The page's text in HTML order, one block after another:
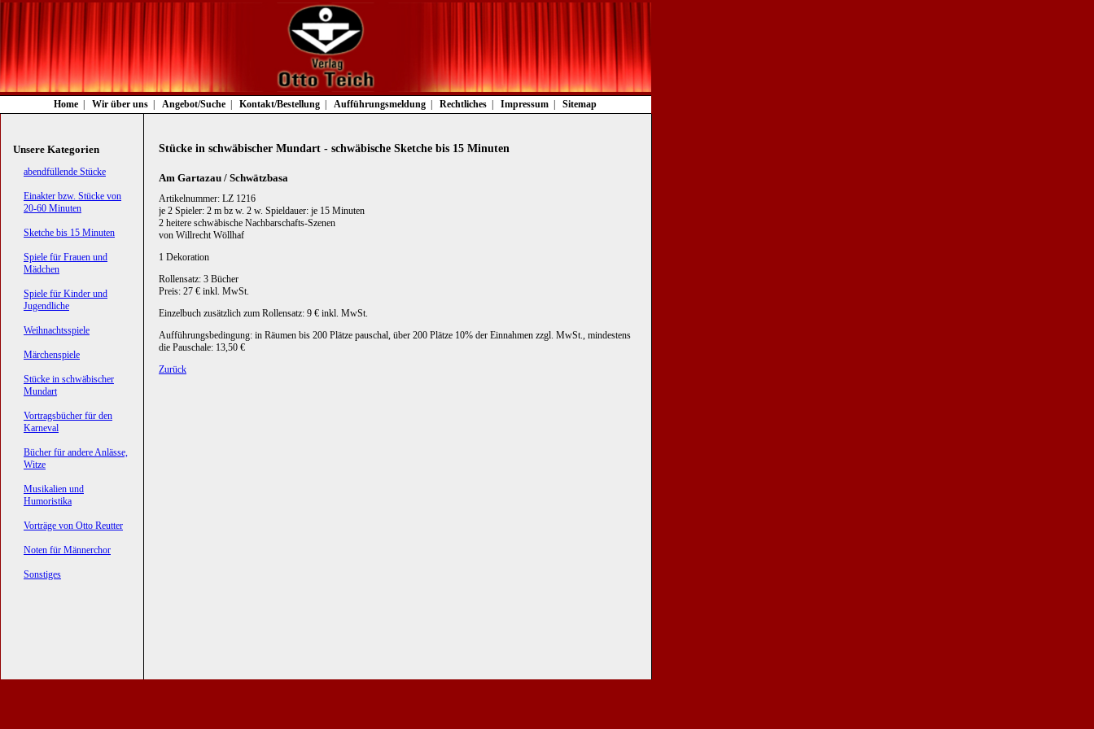
Navigation
überspringen
Home Wir über uns Angebot/Suche Kontakt/Bestellung Aufführungsmeldung Rechtliches Impressum Sitemap
Stücke in schwäbischer Mundart - schwäbische Sketche bis 15 Minuten
Am Gartazau / Schwätzbasa
Artikelnummer: LZ 1216
je 2 Spieler: 2 m bz w. 2 w. Spieldauer: je 15 Minuten
2 heitere schwäbische Nachbarschafts-Szenen
von Willrecht Wöllhaf
1 Dekoration
Rollensatz: 3 Bücher
Preis: 27 € inkl. MwSt.
Einzelbuch zusätzlich zum Rollensatz: 9 € inkl. MwSt.
Aufführungsbedingung: in Räumen bis 200 Plätze pauschal, über 200 Plätze 10% der Einnahmen zzgl. MwSt., mindestens
die Pauschale: 13,50 €
Zurück
Unsere Kategorien
Navigation
abendfüllende Stücke
Einakter bzw. Stücke von
20-60 Minuten
Sketche bis 15 Minuten
Spiele für Frauen und
Mädchen
Spiele für Kinder und
Jugendliche
Weihnachtsspiele
Märchenspiele
Stücke in schwäbischer
Mundart
Vortragsbücher für den
Karneval
Bücher für andere Anlässe,
Witze
Musikalien und
Humoristika
Vorträge von Otto Reutter
Noten für Männerchor
Sonstiges